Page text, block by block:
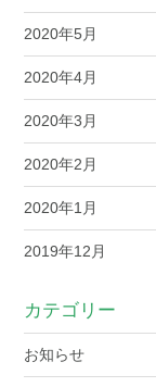
2020年5月
2020年4月
2020年3月
2020年2月
2020年1月
2019年12月
カテゴリー
お知らせ